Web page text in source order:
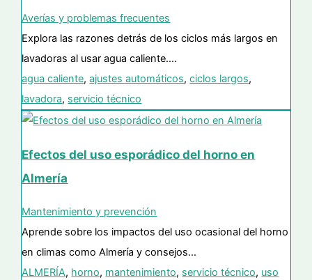
Averías y problemas frecuentes
Explora las razones detrás de los ciclos más largos en
lavadoras al usar agua caliente.…
agua caliente,ajustes automáticos,ciclos largos,
lavadora, servicio técnico
Efectos del uso esporádico del horno en
Almería
Mantenimiento y prevención
Aprende sobre los impactos del uso ocasional del horno
en climas como Almería y consejos…
ALMERÍA, horno, mantenimiento, servicio técnico, uso